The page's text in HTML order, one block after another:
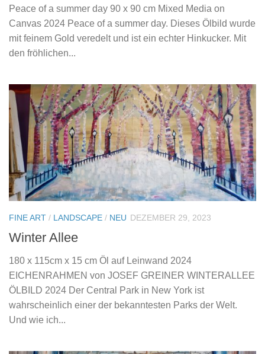
Peace of a summer day 90 x 90 cm Mixed Media on
Canvas 2024 Peace of a summer day. Dieses Ölbild wurde
mit feinem Gold veredelt und ist ein echter Hinkucker. Mit
den fröhlichen...
FINE ART / LANDSCAPE / NEU DEZEMBER 29, 2023
Winter Allee
180 x 115cm x 15 cm Öl auf Leinwand 2024
EICHENRAHMEN von JOSEF GREINER WINTERALLEE
ÖLBILD 2024 Der Central Park in New York ist
wahrscheinlich einer der bekanntesten Parks der Welt.
Und wie ich...